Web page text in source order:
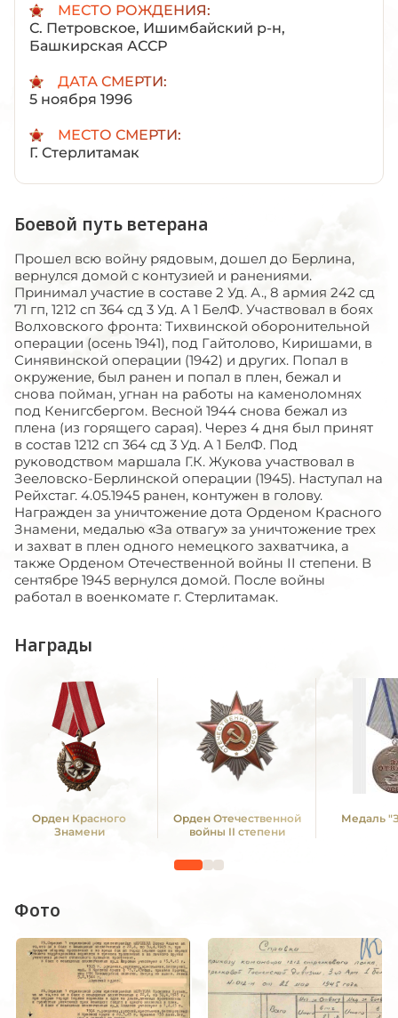
МЕСТО РОЖДЕНИЯ:
С. Петровское, Ишимбайский р-н,
Башкирская АССР
ДАТА СМЕРТИ:
5 ноября 1996
МЕСТО СМЕРТИ:
Г. Стерлитамак
Боевой путь ветерана
Прошел всю войну рядовым, дошел до Берлина,
вернулся домой с контузией и ранениями.
Принимал участие в составе 2 Уд. А., 8 армия 242 сд
71 гп, 1212 сп 364 сд 3 Уд. А 1 БелФ. Участвовал в боях
Волховского фронта: Тихвинской оборонительной
операции (осень 1941), под Гайтолово, Киришами, в
Синявинской операции (1942) и других. Попал в
окружение, был ранен и попал в плен, бежал и
снова пойман, угнан на работы на каменоломнях
под Кенигсбергом. Весной 1944 снова бежал из
плена (из горящего сарая). Через 4 дня был принят
в состав 1212 сп 364 сд 3 Уд. А 1 БелФ. Под
руководством маршала Г.К. Жукова участвовал в
Зееловско-Берлинской операции (1945). Наступал на
Рейхстаг. 4.05.1945 ранен, контужен в голову.
Награжден за уничтожение дота Орденом Красного
Знамени, медалью «За отвагу» за уничтожение трех
и захват в плен одного немецкого захватчика, а
также Орденом Отечественной войны II степени. В
сентябре 1945 вернулся домой. После войны
работал в военкомате г. Стерлитамак.
Награды
Орден Красного
Знамени
Орден Отечественной
войны II степени
Медаль
Фото